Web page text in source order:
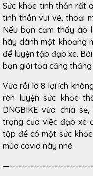
Sức khỏe tinh thần rất
tinh thần vui vẻ, thoải
Nếu bạn cảm thấy áp
hãy dành một khoảng
để luyện tập đạp xe.
bạn giải tỏa căng
Vừa rồi là 8 lợi ích
rèn luyện sức khỏe
DNGBIKE vừa chia
trọng của việc đạp xe
tập để có một sức
mùa covid này nhé.